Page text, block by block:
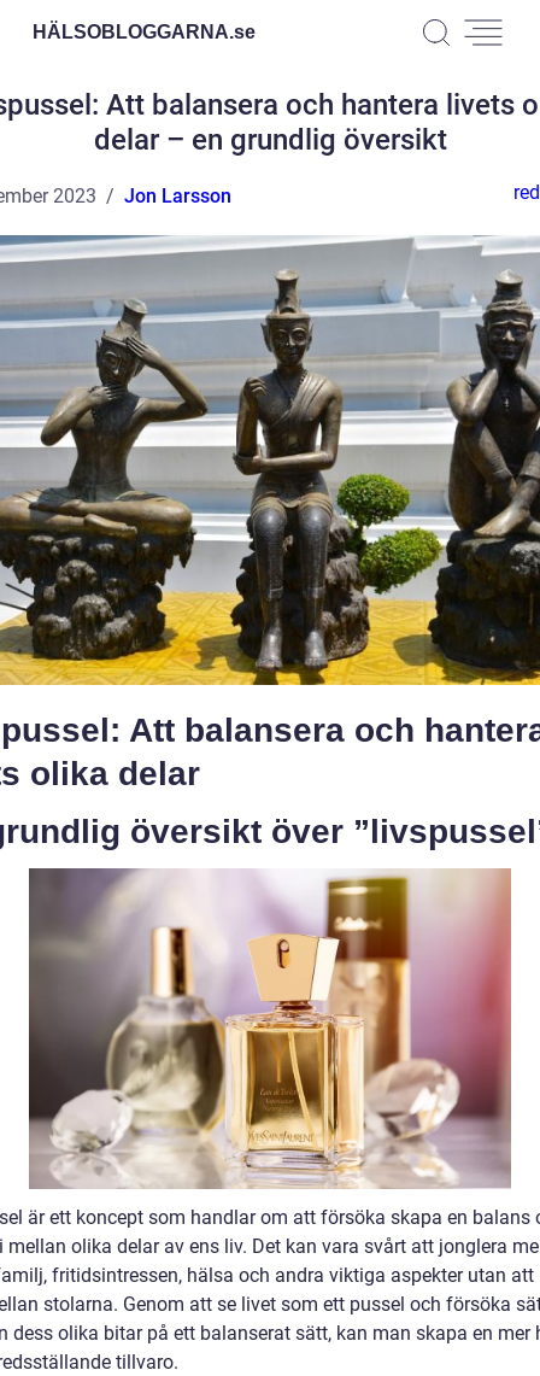
HÄLSOBLOGGARNA.se
Att balansera och hantera livets
delar – en grundlig översikt
2023 Jon Larsson
Att balansera och
olika delar
översikt över
är ett koncept som handlar om att försöka skapa en balans
mellan olika delar av ens liv. Det kan vara svårt att jonglera
fritidsintressen, hälsa och andra viktiga aspekter utan att
stolarna. Genom att se livet som ett pussel och försöka
dess olika bitar på ett balanserat sätt, kan man skapa en mer
tillvaro.